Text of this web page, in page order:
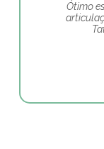
Ótimo